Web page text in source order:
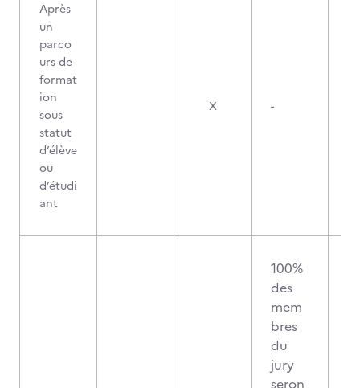
Après
un
parco
urs de
format
ion
sous
statut
d’élève
ou
d’étudi
ant
X -
100%
des
mem
bres
du
jury
seron